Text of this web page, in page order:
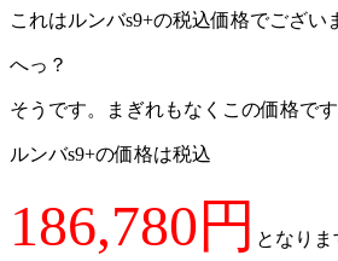
これはルンバs9+の税込価格でござい
へっ？
そうです。まぎれもなくこの価格です
ルンバs9+の価格は税込
186,780円 となりま